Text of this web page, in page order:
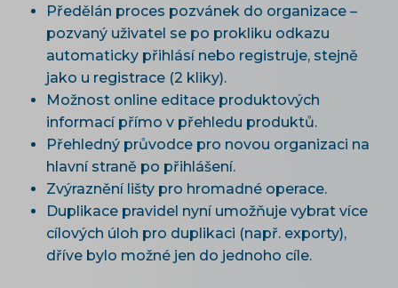
Předělán proces pozvánek do organizace –
pozvaný uživatel se po prokliku odkazu
automaticky přihlásí nebo registruje, stejně
jako u registrace (2 kliky).
Možnost online editace produktových
informací přímo v přehledu produktů.
Přehledný průvodce pro novou organizaci na
hlavní straně po přihlášení.
Zvýraznění lišty pro hromadné operace.
Duplikace pravidel nyní umožňuje vybrat více
cílových úloh pro duplikaci (např. exporty),
dříve bylo možné jen do jednoho cíle.